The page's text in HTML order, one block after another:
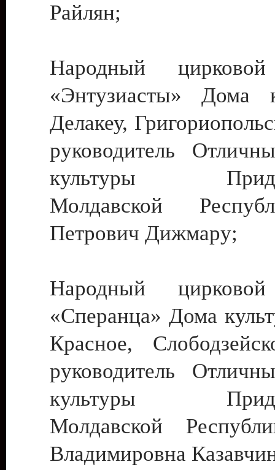
Райлян;
Народный цирковой
«Энтузиасты» Дома
Делакеу,
руководитель
культуры
Молдавской
Петрович Дижмару;
Народный цирковой
«Сперанца» Дома
Красное,
руководитель
культуры
Молдавской
Владимировна